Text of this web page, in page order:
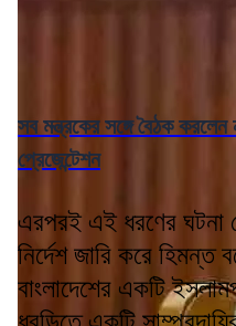
সব মন্ত্রকের সঙ্গে বৈঠক করলেন
প্রেজেন্টেশন
এরপরই এই ধরণের ঘটনা
নির্দেশ জারি করে হিমন্ত
বাংলাদেশের একটি